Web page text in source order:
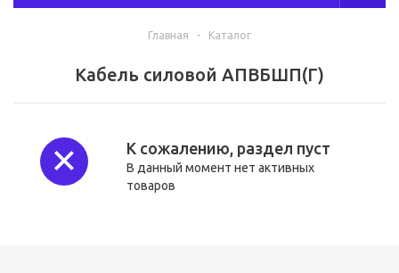
Главная - Каталог
Кабель силовой АПВБШП(Г)
К сожалению, раздел пуст
В данный момент нет активных
товаров